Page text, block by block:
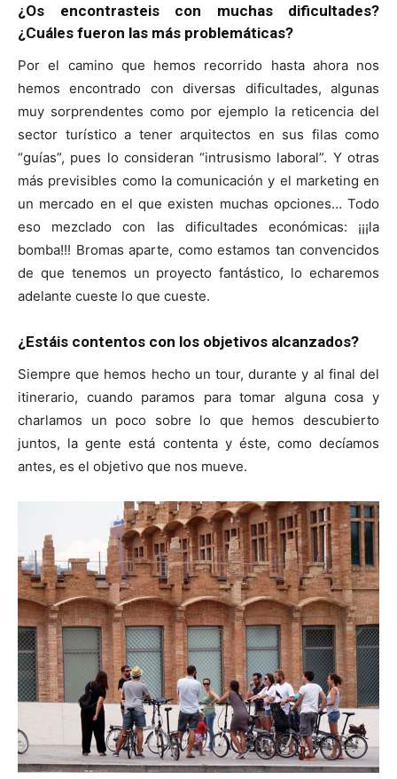
¿Os encontrasteis con muchas dificultades?
¿Cuáles fueron las más problemáticas?
Por el camino que hemos recorrido hasta ahora nos
hemos encontrado con diversas dificultades, algunas
muy sorprendentes como por ejemplo la reticencia del
sector turístico a tener arquitectos en sus filas como
“guías”, pues lo consideran “intrusismo laboral”. Y otras
más previsibles como la comunicación y el marketing en
un mercado en el que existen muchas opciones… Todo
eso mezclado con las dificultades económicas: ¡¡¡la
bomba!!! Bromas aparte, como estamos tan convencidos
de que tenemos un proyecto fantástico, lo echaremos
adelante cueste lo que cueste.
¿Estáis contentos con los objetivos alcanzados?
Siempre que hemos hecho un tour, durante y al final del
itinerario, cuando paramos para tomar alguna cosa y
charlamos un poco sobre lo que hemos descubierto
juntos, la gente está contenta y éste, como decíamos
antes, es el objetivo que nos mueve.